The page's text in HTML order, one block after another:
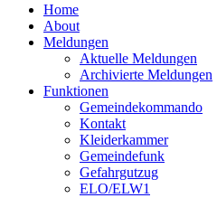
Home
About
Meldungen
Aktuelle Meldungen
Archivierte Meldungen
Funktionen
Gemeindekommando
Kontakt
Kleiderkammer
Gemeindefunk
Gefahrgutzug
ELO/ELW1